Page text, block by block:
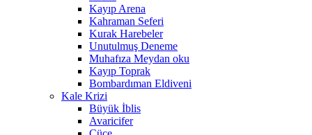
Kayıp Arena
Kahraman Seferi
Kurak Harebeler
Unutulmuş Deneme
Muhafıza Meydan oku
Kayıp Toprak
Bombardıman Eldiveni
Kale Krizi
Büyük İblis
Avaricifer